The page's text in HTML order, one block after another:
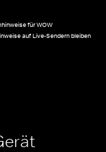
für WOW
auf Live-Sendern bleiben